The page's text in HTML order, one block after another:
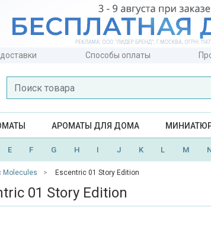
Способы оплаты
АРОМАТЫ ДЛЯ ДОМА
E F G H I J K L M
Molecules Escentric 01 Story Edition
01 Story Edition